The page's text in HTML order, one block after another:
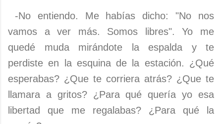
-No entiendo. Me habías dicho: "No nos
vamos a ver más. Somos libres". Yo me
quedé muda mirándote la espalda y te
perdiste en la esquina de la estación. ¿Qué
esperabas? ¿Que te corriera atrás? ¿Que te
llamara a gritos? ¿Para qué quería yo esa
libertad que me regalabas? ¿Para qué la